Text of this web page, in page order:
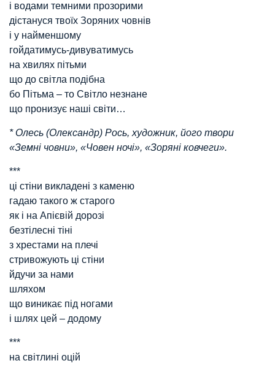
і водами темними прозорими
дістануся твоїх Зоряних човнів
і у найменшому
гойдатимусь-дивуватимусь
на хвилях пітьми
що до світла подібна
бо Пітьма – то Світло незнане
що пронизує наші світи…
* Олесь (Олександр) Рось, художник, його твори
«Земні човни», «Човен ночі», «Зоряні ковчеги».
***
ці стіни викладені з каменю
гадаю такого ж старого
як і на Апієвій дорозі
безтілесні тіні
з хрестами на плечі
стривожують ці стіни
йдучи за нами
шляхом
що виникає під ногами
і шлях цей – додому
***
на світлині оцій